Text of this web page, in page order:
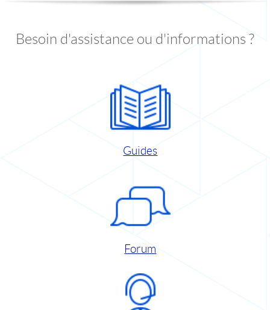
Besoin d'assistance ou d'informations ?
Guides
Forum